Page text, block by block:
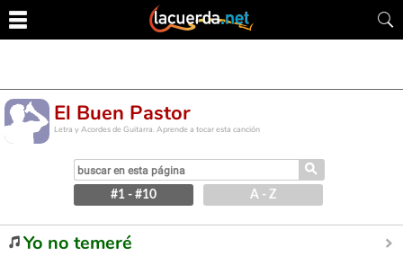
El Buen Pastor
Letra y Acordes de Guitarra. Aprende a tocar esta canción
⚲
#1 - #10 A - Z
Yo no temeré